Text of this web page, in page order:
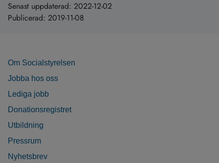
Senast uppdaterad: 2022-12-02
Publicerad: 2019-11-08
Om Socialstyrelsen
Jobba hos oss
Lediga jobb
Donationsregistret
Utbildning
Pressrum
Nyhetsbrev